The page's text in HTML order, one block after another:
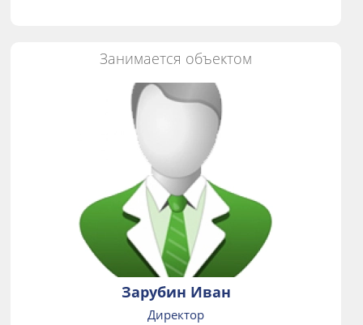
Занимается объектом
Зарубин Иван
Директор